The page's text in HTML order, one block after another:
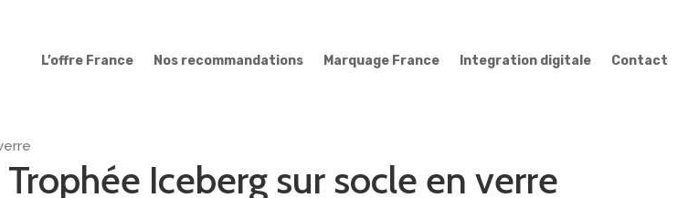
L’offre France Nos recommandations Marquage France Integration digitale Contact
Trophée Iceberg sur socle en verre